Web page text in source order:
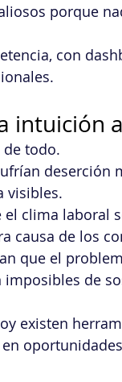
porque
con
intuición
todo.
deserción
visibles.
clima laboral
causa de los
que el
de
existen